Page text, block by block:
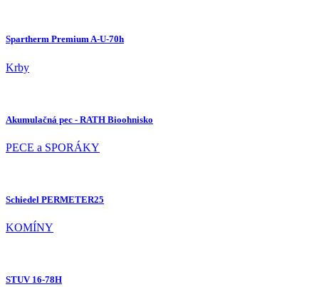
Spartherm Premium A-U-70h
Krby
Akumulačná pec - RATH Bioohnisko
PECE a SPORÁKY
Schiedel PERMETER25
KOMÍNY
STUV 16-78H